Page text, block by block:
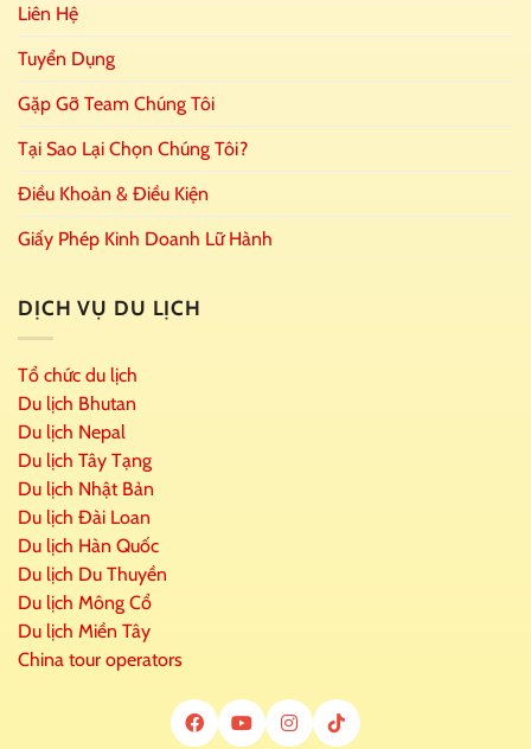
Liên Hệ
Tuyển Dụng
Gặp Gỡ Team Chúng Tôi
Tại Sao Lại Chọn Chúng Tôi?
Điều Khoản & Điều Kiện
Giấy Phép Kinh Doanh Lữ Hành
DỊCH VỤ DU LỊCH
Tổ chức du lịch
Du lịch Bhutan
Du lịch Nepal
Du lịch Tây Tạng
Du lịch Nhật Bản
Du lịch Đài Loan
Du lịch Hàn Quốc
Du lịch Du Thuyền
Du lịch Mông Cổ
Du lịch Miền Tây
China tour operators